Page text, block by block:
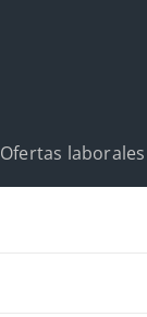
Ofertas laborales